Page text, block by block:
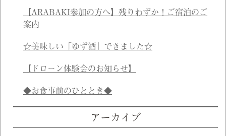
【ARABAKI参加の方へ】残りわずか！ご宿泊のご
案内
☆美味しい「ゆず酒」できました☆
【ドローン体験会のお知らせ】
◆お食事前のひととき◆
アーカイブ